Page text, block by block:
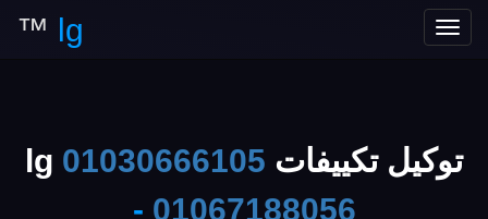
Toggle
lg
™
توكيل تكييفات lg 01030666105
- 01067188056